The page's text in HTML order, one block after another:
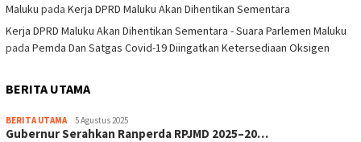
Maluku pada Kerja DPRD Maluku Akan Dihentikan Sementara
Kerja DPRD Maluku Akan Dihentikan Sementara - Suara Parlemen Maluku
pada Pemda Dan Satgas Covid-19 Diingatkan Ketersediaan Oksigen
BERITA UTAMA
BERITA UTAMA 5 Agustus 2025
Gubernur Serahkan Ranperda RPJMD 2025–20…